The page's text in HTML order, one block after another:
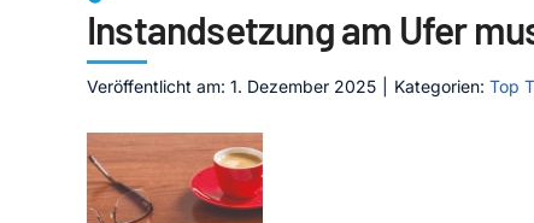
Instandsetzung am Ufer
Veröffentlicht am: 1. Dezember 2025 Kategorien: Top